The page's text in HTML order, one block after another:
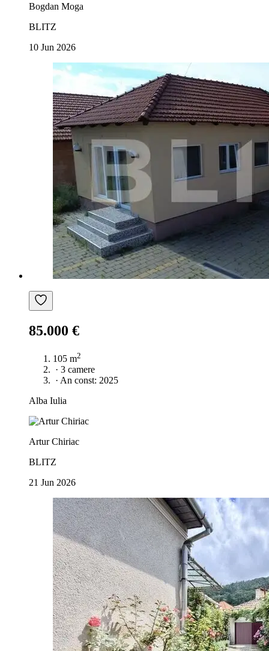
Bogdan Moga
BLITZ
10 Jun 2026
85.000 €
105 m2
· 3 camere
· An const: 2025
Alba Iulia
Artur Chiriac
BLITZ
21 Jun 2026